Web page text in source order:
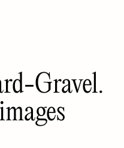
Gravel.